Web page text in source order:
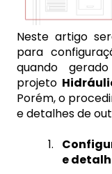
Neste artigo
para
quando
projeto
Porém, o
e detalhes de
e